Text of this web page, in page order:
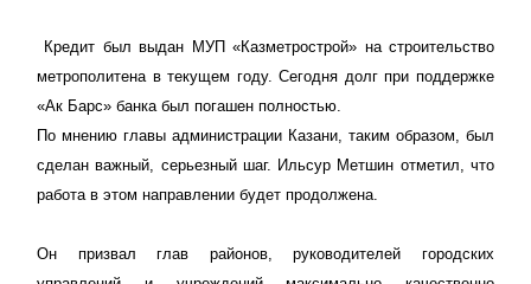
Кредит был выдан МУП «Казметрострой» на строительство
метрополитена в текущем году. Сегодня долг при поддержке
«Ак Барс» банка был погашен полностью.
По мнению главы администрации Казани, таким образом, был
сделан важный, серьезный шаг. Ильсур Метшин отметил, что
работа в этом направлении будет продолжена.
Он призвал глав районов, руководителей городских